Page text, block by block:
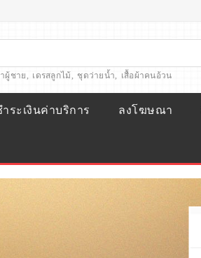
ผู้ชาย, เดรสลูกไม้, ชุดว่ายน้ำ, เสื้อผ้าคนอ้วน
ำระเงินค่าบริการ ลงโฆษณา